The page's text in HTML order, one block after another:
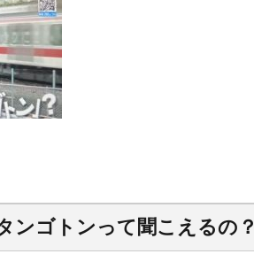
ンゴトンって聞こえるの？